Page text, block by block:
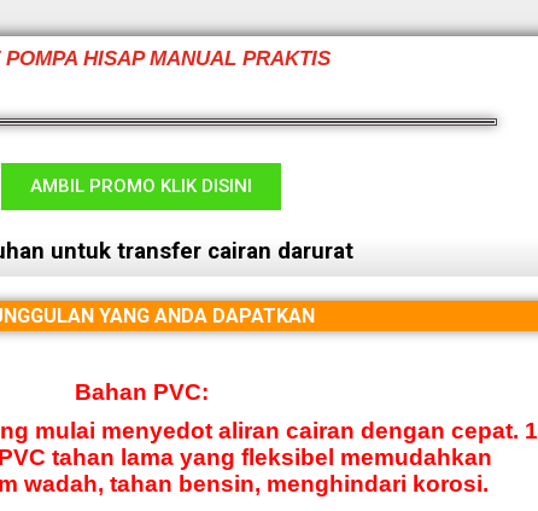
POMPA HISAP MANUAL PRAKTIS
AMBIL PROMO KLIK DISINI
untuk transfer cairan darurat
YANG ANDA DAPATKAN
Bahan PVC:
mulai menyedot aliran cairan dengan cepat. 1
tahan lama yang fleksibel memudahkan
wadah, tahan bensin, menghindari korosi.